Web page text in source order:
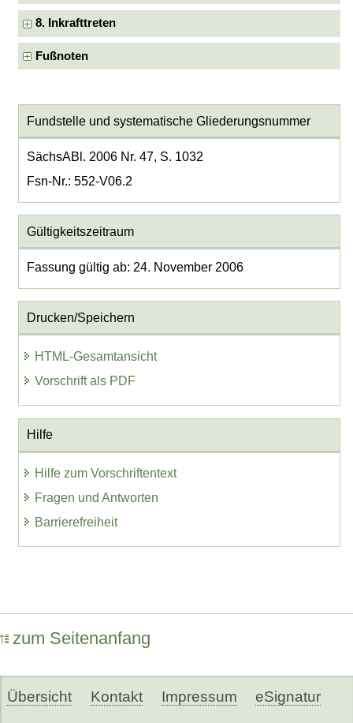
8. Inkrafttreten
Fußnoten
Fundstelle und systematische Gliederungsnummer
SächsABl. 2006 Nr. 47, S. 1032
Fsn-Nr.: 552-V06.2
Gültigkeitszeitraum
Fassung gültig ab: 24. November 2006
Drucken/Speichern
HTML-Gesamtansicht
Vorschrift als PDF
Hilfe
Hilfe zum Vorschriftentext
Fragen und Antworten
Barrierefreiheit
zum Seitenanfang
Übersicht Kontakt Impressum eSignatur